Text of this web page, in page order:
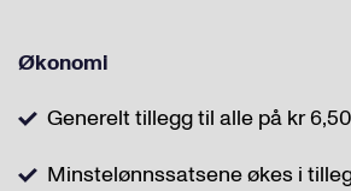
Økonomi
Generelt tillegg til alle på kr
Minstelønnssatsene økes i